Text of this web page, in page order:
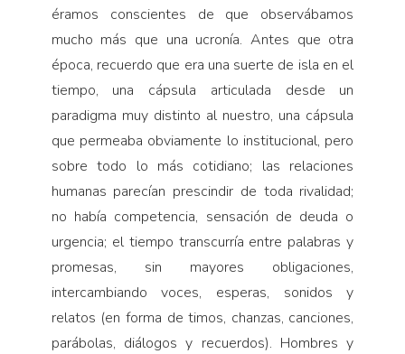
éramos conscientes de que observábamos
mucho más que una ucronía. Antes que otra
época, recuerdo que era una suerte de isla en el
tiempo, una cápsula articulada desde un
paradigma muy distinto al nuestro, una cápsula
que permeaba obviamente lo institucional, pero
sobre todo lo más cotidiano; las relaciones
humanas parecían prescindir de toda rivalidad;
no había competencia, sensación de deuda o
urgencia; el tiempo transcurría entre palabras y
promesas, sin mayores obligaciones,
intercambiando voces, esperas, sonidos y
relatos (en forma de timos, chanzas, canciones,
parábolas, diálogos y recuerdos). Hombres y